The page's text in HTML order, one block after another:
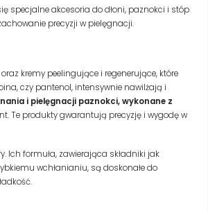
specjalne akcesoria do dłoni, paznokci i stóp
precyzji w pielęgnacji.
kremy peelingujące i regenerujące, które
czy pantenol, intensywnie nawilżają i
i pielęgnacji paznokci, wykonane z
Te produkty gwarantują precyzję i wygodę w
Ich formuła, zawierająca składniki jak
wchłanianiu, są doskonałe do